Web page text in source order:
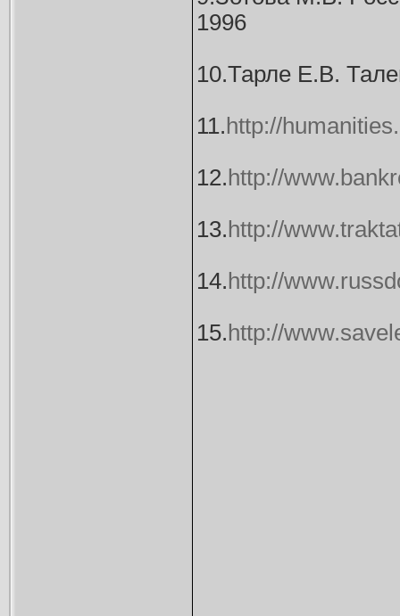
1996
10.Тарле Е.В.
11. http://
12. http://
13. http://
14. http://
15. http://